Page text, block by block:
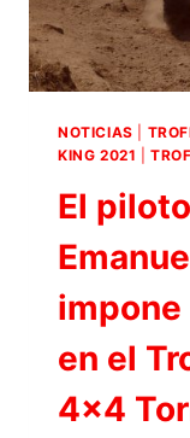
NOTICIAS
KING 2021 |
El
en el
4×4